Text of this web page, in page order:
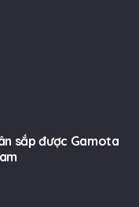
sắp được Gamota